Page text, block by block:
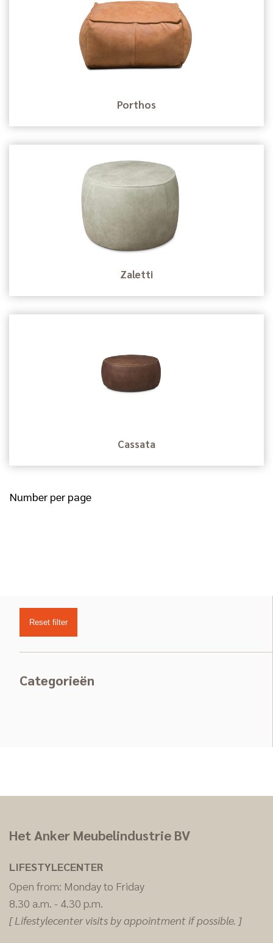
Reset filter
Categorieën
Porthos
Zaletti
Cassata
Number per page
Het Anker Meubelindustrie BV
LIFESTYLECENTER
Open from: Monday to Friday
8.30 a.m. - 4.30 p.m.
[ Lifestylecenter visits by appointment if possible. ]